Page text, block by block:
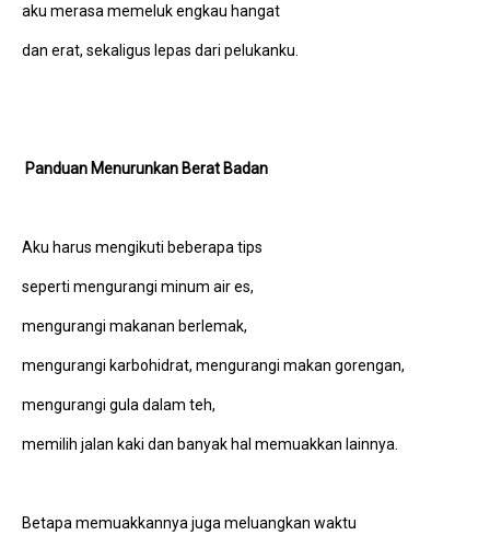
aku merasa memeluk engkau hangat
dan erat, sekaligus lepas dari pelukanku.
Panduan Menurunkan Berat Badan
Aku harus mengikuti beberapa tips
seperti mengurangi minum air es,
mengurangi makanan berlemak,
mengurangi karbohidrat, mengurangi makan gorengan,
mengurangi gula dalam teh,
memilih jalan kaki dan banyak hal memuakkan lainnya.
Betapa memuakkannya juga meluangkan waktu